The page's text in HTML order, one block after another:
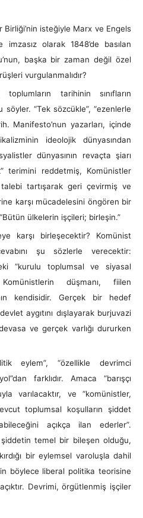
Birliği’nin isteğiyle Marx ve Engels
olarak 1848’de basılan
başka bir zaman değil özel
vurgulanmalıdır?
tarihinin sınıfların
“Tek sözcükle”, “ezenlerle
Manifesto’nun yazarları, içinde
ideolojik dünyasından
dünyasının revaçta şiarı
terimini reddetmiş, Komünistler
tartışarak geri çevirmiş ve
karşı mücadelesini öngören bir
ülkelerin işçileri; birleşin.”
karşı birleşecektir? Komünist
şu sözlerle verecektir:
“kurulu toplumsal ve siyasal
düşmanı, fiilen
kendisidir. Gerçek bir hedef
aygıtını dışlayarak burjuvazi
ve gerçek varlığı dururken
eylem”, “özellikle devrimci
farklıdır. Amaca “barışçı
varılacaktır, ve “komünistler,
toplumsal koşulların şiddet
açıkça ilan ederler”.
temel bir bileşen olduğu,
bir eylemsel varoluşla dahil
böylece liberal politika teorisine
Devrimi, örgütlenmiş işçiler